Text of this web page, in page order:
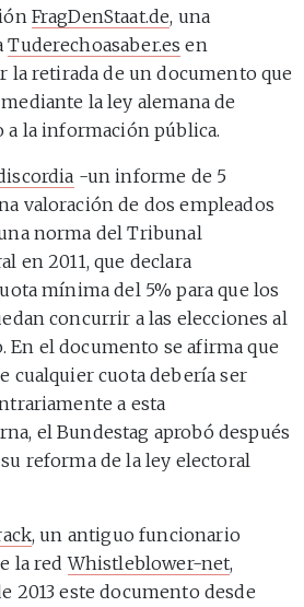
FragDenStaat.de, una
Tuderechoasaber.es en
la retirada de un documento que
la ley alemana de
a la información pública.
-un informe de 5
valoración de dos empleados
norma del Tribunal
en 2011, que declara
mínima del 5% para que los
concurrir a las elecciones al
En el documento se afirma que
cualquier cuota debería ser
a esta
el Bundestag aprobó después
reforma de la ley electoral
, un antiguo funcionario
la redWhistleblower-net,
2013 este documento desde